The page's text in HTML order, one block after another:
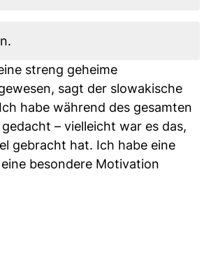
streng geheime
sagt der slowakische
habe während des gesamten
– vielleicht war es das,
gebracht hat. Ich habe eine
eine besondere Motivation